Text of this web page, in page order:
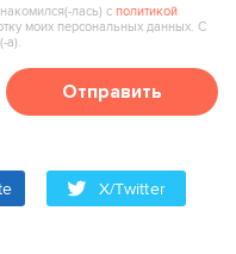
сполитикой
моих персональных данных. С
Отправить
X/Twitter